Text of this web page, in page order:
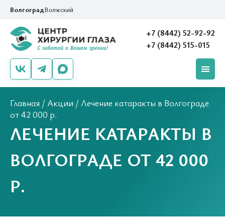
ВолгоградВолжский
+7 (8442) 52-92-92
+7 (8442) 515-015
Главная / Акции / Лечение катаракты в Волгограде
от 42 000 р.
ЛЕЧЕНИЕ КАТАРАКТЫ В
ВОЛГОГРАДЕ ОТ 42 000
Р.